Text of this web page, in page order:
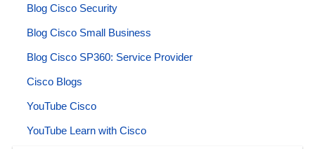
Blog Cisco Security
Blog Cisco Small Business
Blog Cisco SP360: Service Provider
Cisco Blogs
YouTube Cisco
YouTube Learn with Cisco